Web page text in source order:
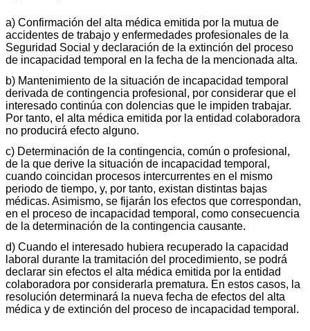
a) Confirmación del alta médica emitida por la mutua de
accidentes de trabajo y enfermedades profesionales de la
Seguridad Social y declaración de la extinción del proceso
de incapacidad temporal en la fecha de la mencionada alta.
b) Mantenimiento de la situación de incapacidad temporal
derivada de contingencia profesional, por considerar que el
interesado continúa con dolencias que le impiden trabajar.
Por tanto, el alta médica emitida por la entidad colaboradora
no producirá efecto alguno.
c) Determinación de la contingencia, común o profesional,
de la que derive la situación de incapacidad temporal,
cuando coincidan procesos intercurrentes en el mismo
periodo de tiempo, y, por tanto, existan distintas bajas
médicas. Asimismo, se fijarán los efectos que correspondan,
en el proceso de incapacidad temporal, como consecuencia
de la determinación de la contingencia causante.
d) Cuando el interesado hubiera recuperado la capacidad
laboral durante la tramitación del procedimiento, se podrá
declarar sin efectos el alta médica emitida por la entidad
colaboradora por considerarla prematura. En estos casos, la
resolución determinará la nueva fecha de efectos del alta
médica y de extinción del proceso de incapacidad temporal.